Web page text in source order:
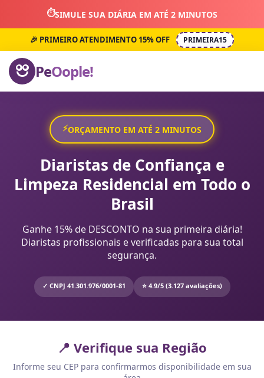
⏱️SIMULE SUA DIÁRIA EM ATÉ 2 MINUTOS
🎉 PRIMEIRO ATENDIMENTO 15% OFF PRIMEIRA15
PeOople!
⚡ORÇAMENTO EM ATÉ 2 MINUTOS
Diaristas de Confiança e
Limpeza Residencial em Todo o
Brasil
Ganhe 15% de DESCONTO na sua primeira diária!
Diaristas profissionais e verificadas para sua total
segurança.
✓ CNPJ 41.301.976/0001-81 ⭐ 4.9/5 (3.127 avaliações)
📍 Verifique sua Região
Informe seu CEP para confirmarmos disponibilidade em sua